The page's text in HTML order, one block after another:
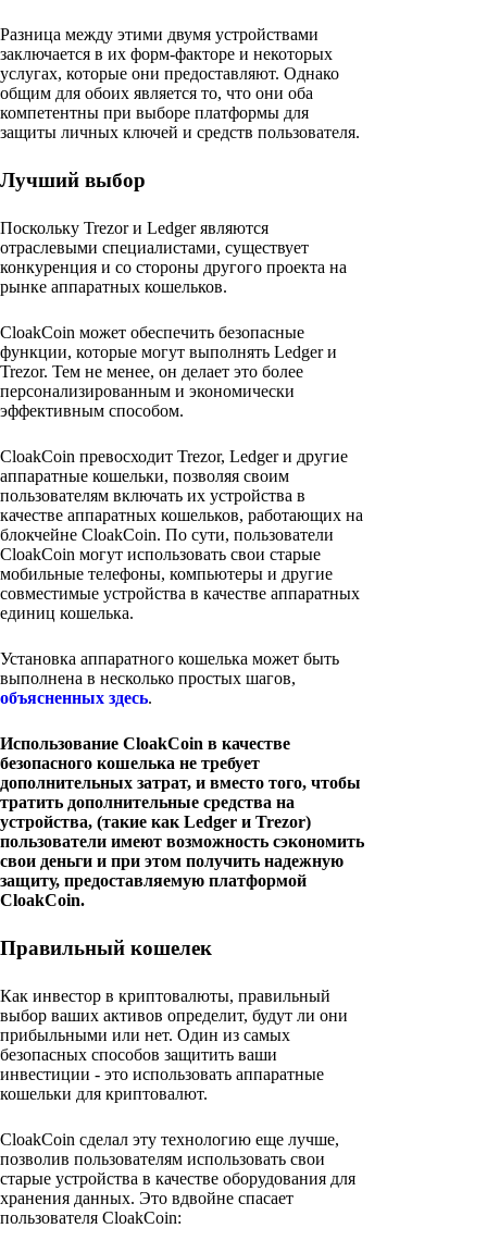
Разница между этими двумя устройствами
заключается в их форм-факторе и некоторых
услугах, которые они предоставляют. Однако
общим для обоих является то, что они оба
компетентны при выборе платформы для
защиты личных ключей и средств пользователя.
Лучший выбор
Поскольку Trezor и Ledger являются
отраслевыми специалистами, существует
конкуренция и со стороны другого проекта на
рынке аппаратных кошельков.
CloakCoin может обеспечить безопасные
функции, которые могут выполнять Ledger и
Trezor. Тем не менее, он делает это более
персонализированным и экономически
эффективным способом.
CloakCoin превосходит Trezor, Ledger и другие
аппаратные кошельки, позволяя своим
пользователям включать их устройства в
качестве аппаратных кошельков, работающих на
блокчейне CloakCoin. По сути, пользователи
CloakCoin могут использовать свои старые
мобильные телефоны, компьютеры и другие
совместимые устройства в качестве аппаратных
единиц кошелька.
Установка аппаратного кошелька может быть
выполнена в несколько простых шагов,
объясненных здесь.
Использование CloakCoin в качестве
безопасного кошелька не требует
дополнительных затрат, и вместо того, чтобы
тратить дополнительные средства на
устройства, (такие как Ledger и Trezor)
пользователи имеют возможность сэкономить
свои деньги и при этом получить надежную
защиту, предоставляемую платформой
CloakCoin.
Правильный кошелек
Как инвестор в криптовалюты, правильный
выбор ваших активов определит, будут ли они
прибыльными или нет. Один из самых
безопасных способов защитить ваши
инвестиции - это использовать аппаратные
кошельки для криптовалют.
CloakCoin сделал эту технологию еще лучше,
позволив пользователям использовать свои
старые устройства в качестве оборудования для
хранения данных. Это вдвойне спасает
пользователя CloakCoin: